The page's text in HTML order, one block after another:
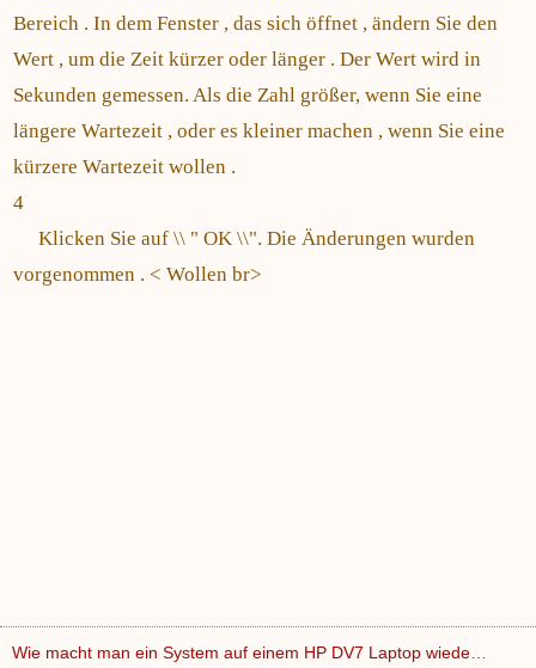
Bereich . In dem Fenster , das sich öffnet , ändern Sie den
Wert , um die Zeit kürzer oder länger . Der Wert wird in
Sekunden gemessen. Als die Zahl größer, wenn Sie eine
längere Wartezeit , oder es kleiner machen , wenn Sie eine
kürzere Wartezeit wollen .
4
Klicken Sie auf \\ " OK \\". Die Änderungen wurden
vorgenommen . < Wollen br>